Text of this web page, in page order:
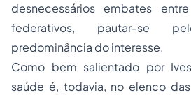
desnecessários embates
federativos, pautar-se
predominância do interesse.
Como bem salientado por
saúde é, todavia, no elenco